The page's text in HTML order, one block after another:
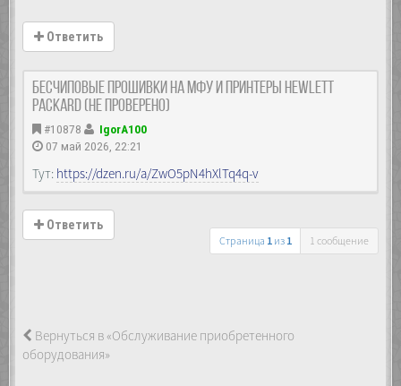
Ответить
Бесчиповые прошивки на МФУ и принтеры Hewlett
Packard (не проверено)
#10878
IgorA100
07 май 2026, 22:21
Тут: https://dzen.ru/a/ZwO5pN4hXlTq4q-v
Ответить
Страница 1из 1 1 сообщение
Вернуться в «Обслуживание приобретенного
оборудования»